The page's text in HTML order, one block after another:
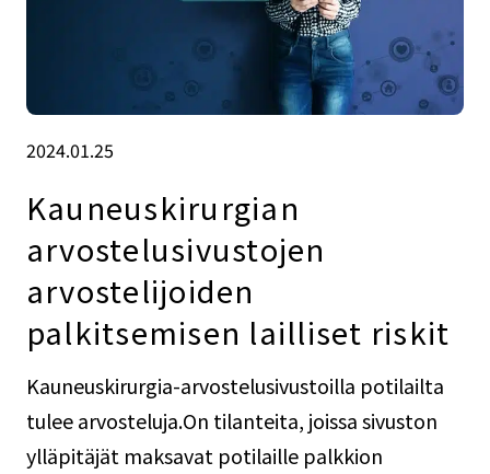
2024.01.25
Kauneuskirurgian
arvostelusivustojen
arvostelijoiden
palkitsemisen lailliset riskit
Kauneuskirurgia-arvostelusivustoilla potilailta
tulee arvosteluja.On tilanteita, joissa sivuston
ylläpitäjät maksavat potilaille palkkion